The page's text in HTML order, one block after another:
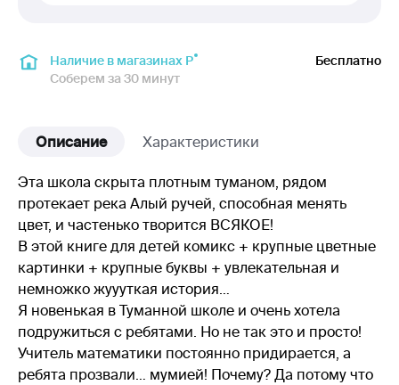
Наличие в магазинах Р
Соберем за 30 минут
Бесплатно
Описание Характеристики
Эта школа скрыта плотным туманом, рядом
протекает река Алый ручей, способная менять
цвет, и частенько творится ВСЯКОЕ!
В этой книге для детей комикс + крупные цветные
картинки + крупные буквы + увлекательная и
немножко жуууткая история…
Я новенькая в Туманной школе и очень хотела
подружиться с ребятами. Но не так это и просто!
Учитель математики постоянно придирается, а
ребята прозвали… мумией! Почему? Да потому что